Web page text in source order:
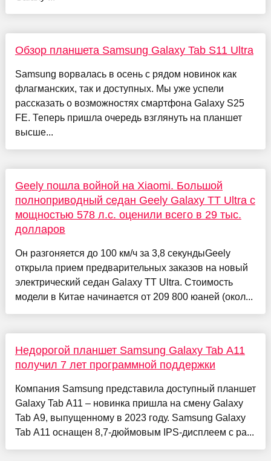
Обзор планшета Samsung Galaxy Tab S11 Ultra
Samsung ворвалась в осень с рядом новинок как
флагманских, так и доступных. Мы уже успели
рассказать о возможностях смартфона Galaxy S25
FE. Теперь пришла очередь взглянуть на планшет
высше...
Geely пошла войной на Xiaomi. Большой
полноприводный седан Geely Galaxy TT Ultra с
мощностью 578 л.с. оценили всего в 29 тыс.
долларов
Он разгоняется до 100 км/ч за 3,8 секундыGeely
открыла прием предварительных заказов на новый
электрический седан Galaxy TT Ultra. Стоимость
модели в Китае начинается от 209 800 юаней (окол...
Недорогой планшет Samsung Galaxy Tab A11
получил 7 лет программной поддержки
Компания Samsung представила доступный планшет
Galaxy Tab A11 – новинка пришла на смену Galaxy
Tab A9, выпущенному в 2023 году. Samsung Galaxy
Tab A11 оснащен 8,7-дюймовым IPS-дисплеем с ра...